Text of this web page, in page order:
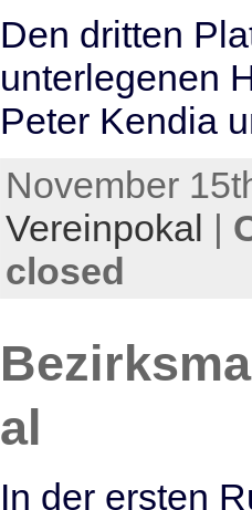
Den dritten
unterlegenen
Peter Kendia
November
Vereinpokal |
closed
al
In der ersten